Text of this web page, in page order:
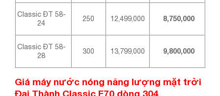
Classic ĐT 58-
24
250 12,499,000 8,750,000
Classic ĐT 58-
28
300 13,799,000 9,800,000
Giá máy nước nóng năng lượng mặt trời
Đại Thành Classic F70 dòng 304